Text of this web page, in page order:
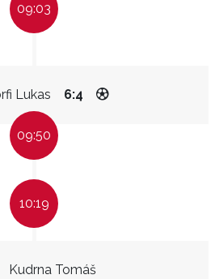
09:03
Lukas 6:4
09:50
10:19
Kudrna Tomáš